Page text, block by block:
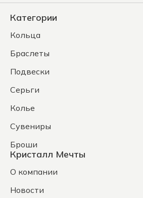
Категории
Кольца
Браслеты
Подвески
Серьги
Колье
Сувениры
Броши
Кристалл Мечты
О компании
Новости